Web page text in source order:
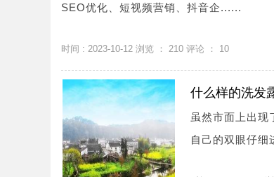
SEO优化、短视频营销、抖音企......
时间 : 2023-10-12 浏览 ： 210 评论 ： 10
什么样的洗发
虽然市面上出现
自己的双眼仔细